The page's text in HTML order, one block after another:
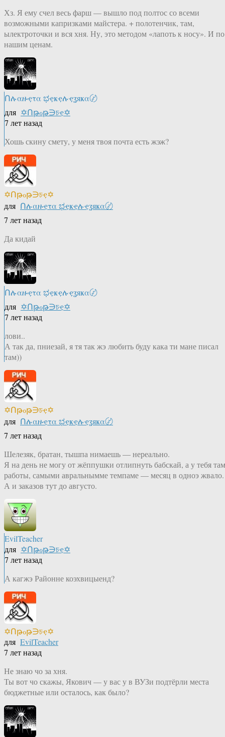
Хз. Я ему счел весь фарш — вышло под полтос со всеми
возможными капризками майстера. + полотенчик, там,
ылектроточки и вся хня. Ну, это методом «лапоть к носу». И по
нашим ценам.
Ոሉαዙҿτα ಭҿҝҿሉҿʓяҝα〄
для ✡Ոթℴթ∋চҿ✡
7 лет назад
Хошь скину смету, у меня твоя почта есть жэж?
✡Ոթℴթ∋চҿ✡
для Ոሉαዙҿτα ಭҿҝҿሉҿʓяҝα〄
7 лет назад
Да кидай
Ոሉαዙҿτα ಭҿҝҿሉҿʓяҝα〄
для ✡Ոթℴթ∋চҿ✡
7 лет назад
лови..
А так да, пниезай, я тя так жэ любить буду кака ти мане писал
там))
✡Ոթℴթ∋চҿ✡
для Ոሉαዙҿτα ಭҿҝҿሉҿʓяҝα〄
7 лет назад
Шелезяк, братан, тышпа нимаешь — нереально.
Я на день не могу от жёппушки отлипнуть бабскай, а у тебя там
работы, самыми авральнымме темпаме — месяц в одноэ жвало.
А и заказов тут до августо.
EvilTeacher
для ✡Ոթℴթ∋চҿ✡
7 лет назад
А кагжэ Районне коэхвицыенд?
✡Ոթℴթ∋চҿ✡
для EvilTeacher
7 лет назад
Не знаю чо за хня.
Ты вот чо скажы, Якович — у вас у в ВУЗи подтёрли места
бюджетные или осталось, как было?